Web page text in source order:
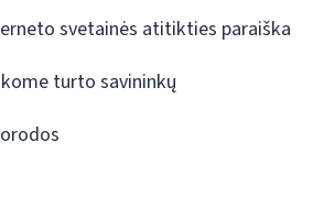
svetainės atitikties paraiška
turto savininkų